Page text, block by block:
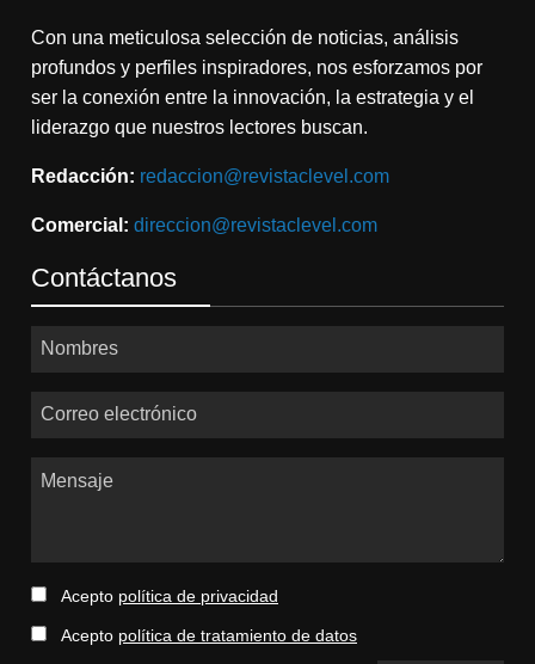
Con una meticulosa selección de noticias, análisis
profundos y perfiles inspiradores, nos esforzamos por
ser la conexión entre la innovación, la estrategia y el
liderazgo que nuestros lectores buscan.
Redacción: redaccion@revistaclevel.com
Comercial: direccion@revistaclevel.com
Contáctanos
Nombres
Correo electrónico
Mensaje
Acepto política de privacidad
Acepto política de tratamiento de datos